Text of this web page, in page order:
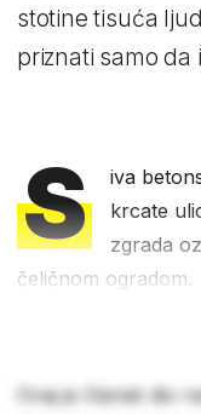
stotine tisuća
priznati samo da
S
iva
krcate
zgrada
čeličnom ogradom.
Ovaj je članak dio